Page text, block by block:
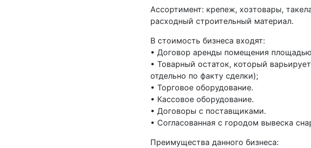
Ассортимент: крепеж, хозтовары,
расходный строительный материал.
В стоимость бизнеса входят:
• Договор аренды помещения
• Товарный остаток, который
отдельно по факту сделки);
• Торговое оборудование.
• Кассовое оборудование.
• Договоры с поставщиками.
• Согласованная с городом вывеска
Преимущества данного бизнеса: